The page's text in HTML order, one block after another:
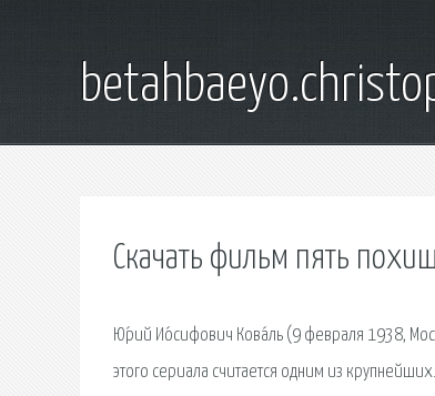
Скачать фильм пять
Ю́рий Ио́сифович Кова́ль (9 февраля 1938,
этого сериала считается одним из